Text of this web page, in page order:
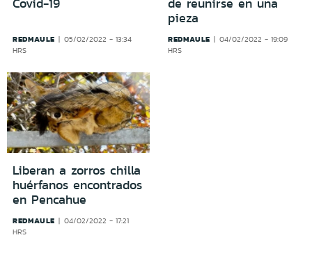
Covid-19
REDMAULE
05/02/2022 - 13:34
HRS
de reunirse en una
pieza
REDMAULE
04/02/2022 - 19:09
HRS
Liberan a zorros chilla
huérfanos encontrados
en Pencahue
REDMAULE
04/02/2022 - 17:21
HRS